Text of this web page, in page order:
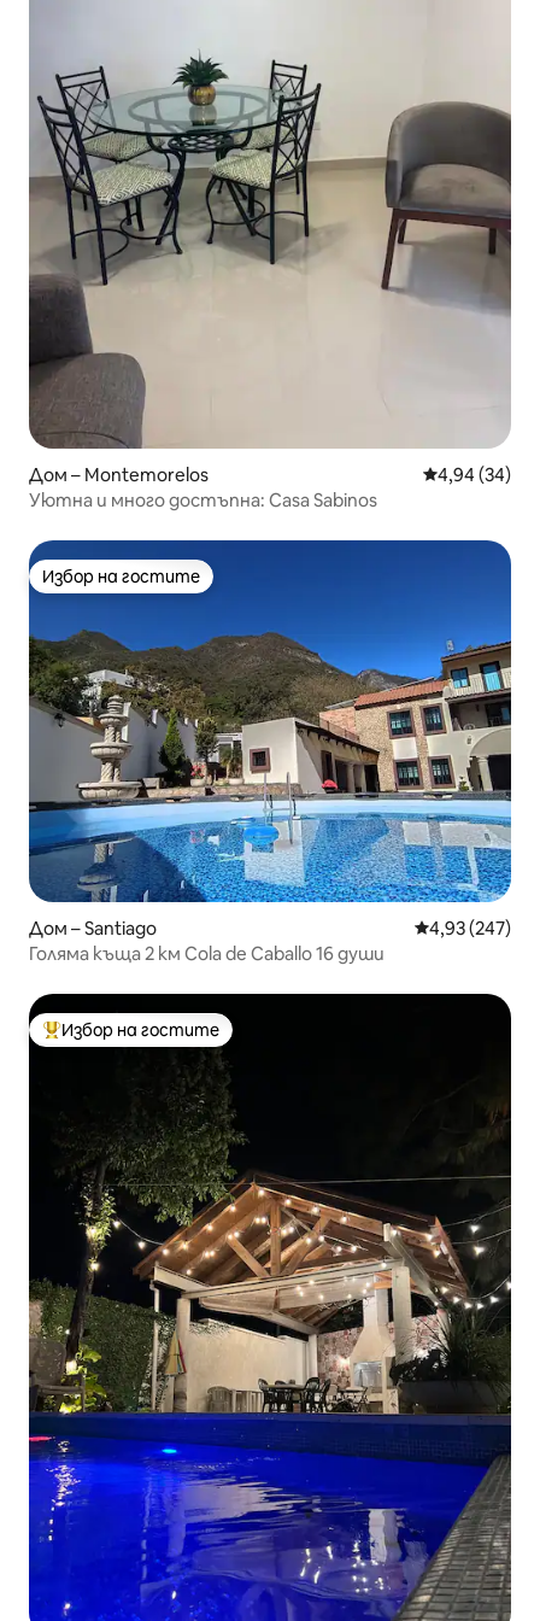
Дом – Montemorelos Средна
4,94 (34)
Уютна и много достъпна: Casa Sabinos
Избор на гостите
Избор на гостите
Дом – Santiago Средна
4,93 (247)
Голяма къща 2 км Cola de Caballo 16 души
Най-популярен избор на гостите
Избор на гостите